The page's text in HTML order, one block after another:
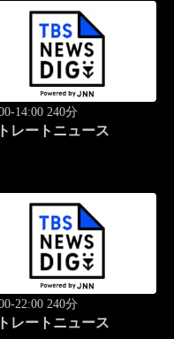
14:00 240分
レートニュース
22:00 240分
レートニュース